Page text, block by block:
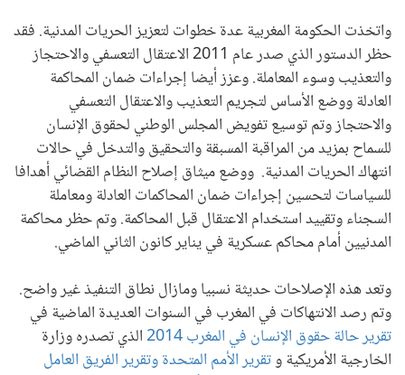
واتخذت الحكومة المغربية عدة خطوات لتعزيز الحريات المدنية. فقد
حظر الدستور الذي صدر عام 2011 الاعتقال التعسفي والاحتجاز
والتعذيب وسوء المعاملة. وعزز أيضا إجراءات ضمان المحاكمة
العادلة ووضع الأساس لتجريم التعذيب والاعتقال التعسفي
والاحتجاز وتم توسيع تفويض المجلس الوطني لحقوق الإنسان
للسماح بمزيد من المراقبة المسبقة والتحقيق والتدخل في حالات
انتهاك الحريات المدنية. ووضع ميثاق إصلاح النظام القضائي أهدافا
للسياسات لتحسين إجراءات ضمان المحاكمات العادلة ومعاملة
السجناء وتقييد استخدام الاعتقال قبل المحاكمة. وتم حظر محاكمة
المدنيين أمام محاكم عسكرية في يناير كانون الثاني الماضي.
وتعد هذه الإصلاحات حديثة نسبيا ومازال نطاق التنفيذ غير واضح.
وتم رصد الانتهاكات في المغرب في السنوات العديدة الماضية في
تقرير حالة حقوق الإنسان في المغرب 2014
الذي تصدره وزارة
الخارجية الأمريكية وتقرير الأمم المتحدة وتقرير الفريق العامل